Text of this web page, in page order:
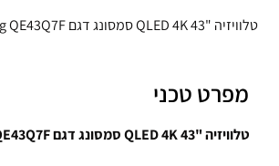
טלוויזיה "43 QLED 4K סמסונג דגם Samsung QE43Q7F
מפרט טכני
טלוויזיה "43 QLED 4K סמסונג דגם Samsung QE43Q7F